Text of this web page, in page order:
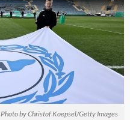
Photo by Christof Koepsel/Getty Images